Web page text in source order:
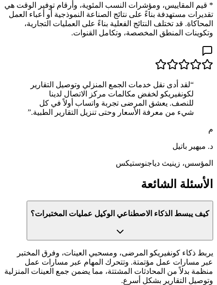
* قيم المقاييس، ومؤشرات النسب المئوية، وأرقام توفير الوقت هي
تقديرات مستهدفة بناءً على نتائج الصناعة النموذجية أو أعباء العمل
المحاكاة. قد تختلف النتائج الفعلية بناءً على العمليات التجارية،
وتكوينات المنطق المخصصة، وتكامل القنوات.
“لقد أدى نقل خدمات الجمع المنزلي وتوصيل التقارير
لكونفيريكو لخفض مكالمات مركز الاتصال لدينا
للنصف. يعشق المرضى تجربة واتساب أولاً في كل
شيء من معرفة الأسعار وحتى تنزيل التقارير الطبية.”
م
د. ميهير باتيل
المؤسس، زينيث دياجنوستيكس
الأسئلة الشائعة
كيف يبسط الذكاء الاصطناعي الوكيل عمليات المختبرات؟
يربط ذكاء كونفيريكو المرضى، ومسحبي العينات، وفرق المختبر
عبر مسارات عمل مؤتمتة. وتتحرك المهام عبر مسارات عمل
منظمة بدلاً من المحادثات المشتتة، مما يضمن جمع العينات المنزلية
وتوصيل التقارير بشكل أسرع.